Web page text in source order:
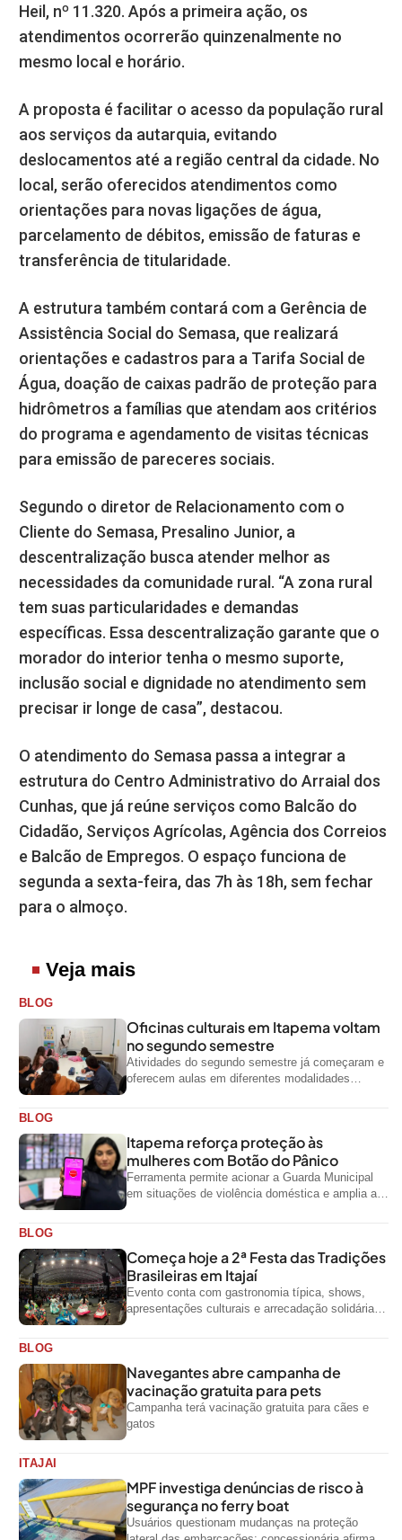
Heil, nº 11.320. Após a primeira ação, os
atendimentos ocorrerão quinzenalmente no
mesmo local e horário.
A proposta é facilitar o acesso da população rural
aos serviços da autarquia, evitando
deslocamentos até a região central da cidade. No
local, serão oferecidos atendimentos como
orientações para novas ligações de água,
parcelamento de débitos, emissão de faturas e
transferência de titularidade.
A estrutura também contará com a Gerência de
Assistência Social do Semasa, que realizará
orientações e cadastros para a Tarifa Social de
Água, doação de caixas padrão de proteção para
hidrômetros a famílias que atendam aos critérios
do programa e agendamento de visitas técnicas
para emissão de pareceres sociais.
Segundo o diretor de Relacionamento com o
Cliente do Semasa, Presalino Junior, a
descentralização busca atender melhor as
necessidades da comunidade rural. “A zona rural
tem suas particularidades e demandas
específicas. Essa descentralização garante que o
morador do interior tenha o mesmo suporte,
inclusão social e dignidade no atendimento sem
precisar ir longe de casa”, destacou.
O atendimento do Semasa passa a integrar a
estrutura do Centro Administrativo do Arraial dos
Cunhas, que já reúne serviços como Balcão do
Cidadão, Serviços Agrícolas, Agência dos Correios
e Balcão de Empregos. O espaço funciona de
segunda a sexta-feira, das 7h às 18h, sem fechar
para o almoço.
Veja mais
BLOG
Oficinas culturais em Itapema voltam
no segundo semestre
Atividades do segundo semestre já começaram e
oferecem aulas em diferentes modalidades
BLOG
Itapema reforça proteção às
mulheres com Botão do Pânico
Ferramenta permite acionar a Guarda Municipal
em situações de violência doméstica e amplia a
BLOG
Começa hoje a 2ª Festa das Tradições
Brasileiras em Itajaí
Evento conta com gastronomia típica, shows,
apresentações culturais e arrecadação solidária
BLOG
Navegantes abre campanha de
vacinação gratuita para pets
Campanha terá vacinação gratuita para cães e
gatos
ITAJAI
MPF investiga denúncias de risco à
segurança no ferry boat
Usuários questionam mudanças na proteção